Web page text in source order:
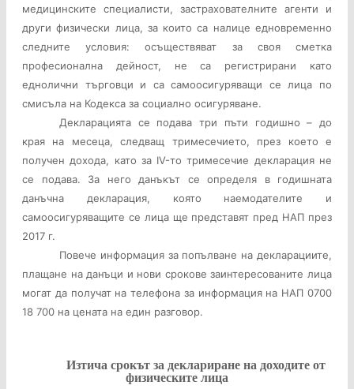
медицинските специалисти, застрахователните агенти и
други физически лица, за които са налице едновременно
следните условия: осъществяват за своя сметка
професионална дейност, не са регистрирани като
еднолични търговци и са самоосигуряващи се лица по
смисъла на Кодекса за социално осигуряване.
Декларацията се подава три пъти годишно – до
края на месеца, следващ тримесечието, през което е
получен дохода, като за ІV-то тримесечие декларация не
се подава. За него данъкът се определя в годишната
данъчна декларация, която наемодателите и
самоосигуряващите се лица ще представят пред НАП през
2017 г.
Повече информация за попълване на декларациите,
плащане на данъци и нови срокове заинтересованите лица
могат да получат на телефона за информация на НАП 0700
18 700 на цената на един разговор.
Изтича срокът за деклариране на доходите от
физическите лица